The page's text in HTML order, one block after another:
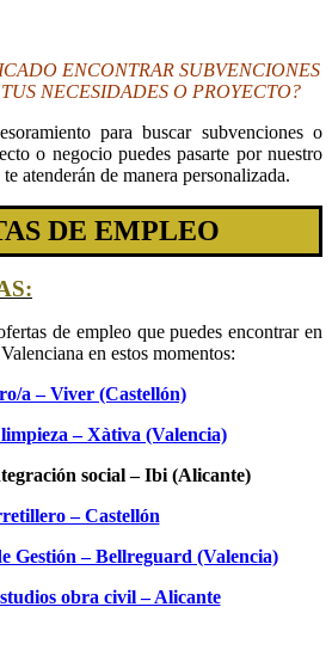
ENCONTRAR SUBVENCIONES
NECESIDADES O PROYECTO?
para buscar subvenciones o
o negocio puedes pasarte por nuestro
atenderán de manera personalizada.
DE EMPLEO
de empleo que puedes encontrar en
en estos momentos:
a – Viver (Castellón)
– Xàtiva (Valencia)
social – Ibi (Alicante)
– Castellón
Gestión – Bellreguard (Valencia)
obra civil – Alicante